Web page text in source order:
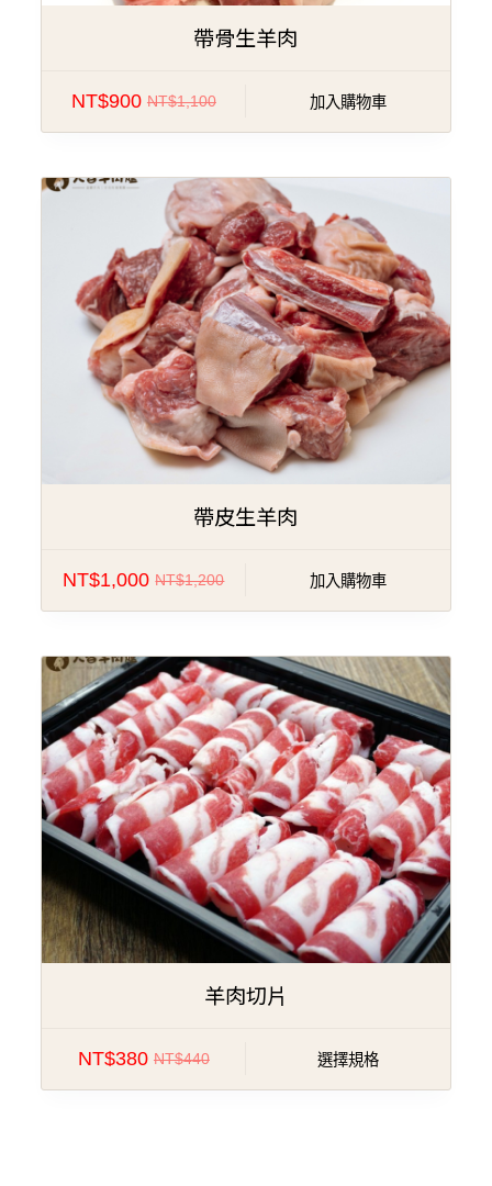
帶骨生羊肉
NT$1,100
NT$900 加入購物車
帶皮生羊肉
NT$1,200
NT$1,000 加入購物車
特價!
羊肉切片
NT$440
NT$380 選擇規格